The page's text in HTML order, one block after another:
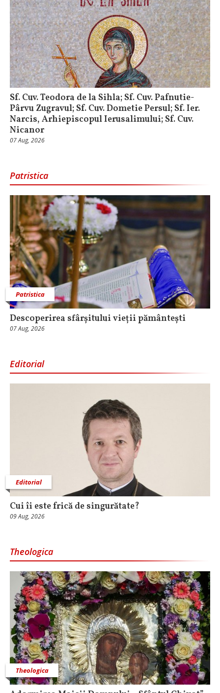
Sf. Cuv. Teodora de la Sihla; Sf. Cuv. Pafnutie-
Pârvu Zugravul; Sf. Cuv. Dometie Persul; Sf. Ier.
Narcis, Arhiepiscopul Ierusalimului; Sf. Cuv.
Nicanor
07 Aug, 2026
Patristica
Patristica
Descoperirea sfârșitului vieții pământești
07 Aug, 2026
Editorial
Editorial
Cui îi este frică de singurătate?
09 Aug, 2026
Theologica
Theologica